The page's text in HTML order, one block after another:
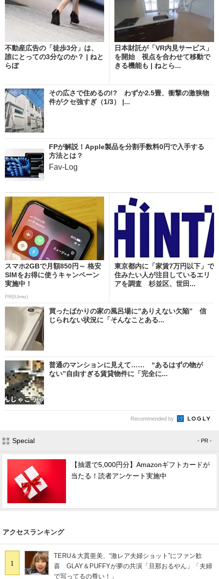
不動産広告の「徒歩3分」は、
誰にとっての3分なのか？ | ねと
らぼ
日本財託が「VR内見サービス」
を開始 視点を合わせて移動で
きる機能も | ねとら...
その広さで住めるの!? わずか2.5畳、衝撃の激狭物
件がクセ強すぎ（1/3） |...
FPが解説！Apple製品を分割手数料0円で入手する
方法とは？
Fav-Log
スマホ2GBで月額850円～ 格安
SIMをお得に使うキャンペーン
実施中！
PR(IIJmio)
東京都内に「家賃7万円以下」で
住みたい人が注目しているエリ
アを調査 杉並区、世田...
買ったばかりの家の風呂場に”ありえない欠陥” 信
じられない状況に「そんなことある...
普通のマンションに見えて…… “あるはずの物が
ない”自由すぎる賃貸物件に「完全に...
Recommended by
Special - PR -
【抽選で5,000円分】Amazonギフトカードが
当たる！読者アンケート実施中
アクセスランキング
1
TERU＆大貫亜美、“激レア夫婦ショット”にファン歓
喜 GLAY＆PUFFYが夢の共演「旦那おるやん」「夫婦
で写ってるの尊い！」